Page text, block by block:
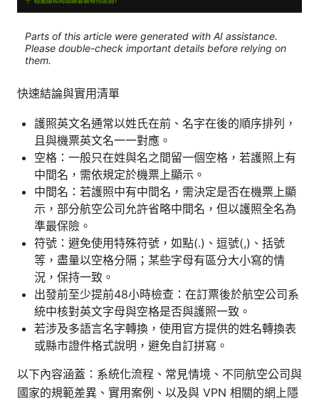
Parts of this article were generated with AI assistance.
Please double-check important details before relying on
them.
快速結論與實用清單
護照英文名通常以姓氏在前、名字在後的順序排列，
且與機票英文名一一對應。
空格：一般只在姓與名之間留一個空格，若護照上有
中間名，需依規定於機票上顯示。
中間名：若護照中有中間名，需決定是否在機票上顯
示，部分航空公司允許省略中間名，但以護照全名為
準最保險。
符號：避免使用特殊符號，如點(.)、逗號(,)、括號
等，盡量以空格分隔；某些字母有區分大小寫的情
況，保持一致。
出發前至少提前48小時檢查：在訂票後於航空公司系
統中核對英文字母與空格是否與護照一致。
若涉及多語言名字轉換，使用官方提供的姓名轉換表
或縣市證件格式說明，避免自訂拼寫。
以下內容涵蓋：系統化流程、常見情境、不同航空公司與
國家的規範差異、實用案例、以及與 VPN 相關的網上隱